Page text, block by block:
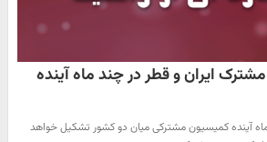
ایران و قطر در چند ماه آینده
آینده کمیسیون مشترکی میان دو کشور تشکیل خواهد